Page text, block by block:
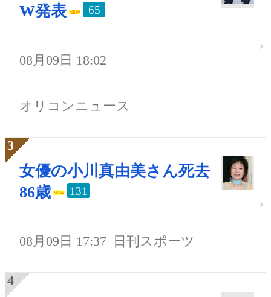
W発表
65
08月09日 18:02
オリコンニュース
女優の小川真由美さん死去
86歳
131
08月09日 17:37 日刊スポーツ